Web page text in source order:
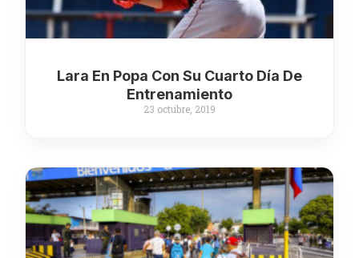
Lara En Popa Con Su Cuarto Día De
Entrenamiento
23 octubre, 2019